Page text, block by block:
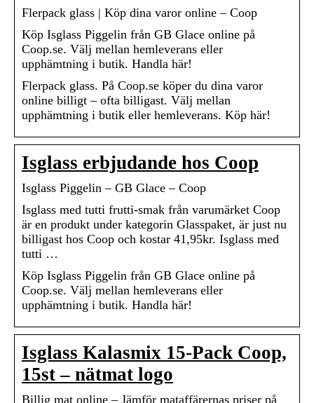
Flerpack glass | Köp dina varor online – Coop
Köp Isglass Piggelin från GB Glace online på
Coop.se. Välj mellan hemleverans eller
upphämtning i butik. Handla här!
Flerpack glass. På Coop.se köper du dina varor
online billigt – ofta billigast. Välj mellan
upphämtning i butik eller hemleverans. Köp här!
Isglass erbjudande hos Coop
Isglass Piggelin – GB Glace – Coop
Isglass med tutti frutti-smak från varumärket Coop
är en produkt under kategorin Glasspaket, är just nu
billigast hos Coop och kostar 41,95kr. Isglass med
tutti …
Köp Isglass Piggelin från GB Glace online på
Coop.se. Välj mellan hemleverans eller
upphämtning i butik. Handla här!
Isglass Kalasmix 15-Pack Coop,
15st – nätmat logo
Billig mat online – Jämför mataffärernas priser på